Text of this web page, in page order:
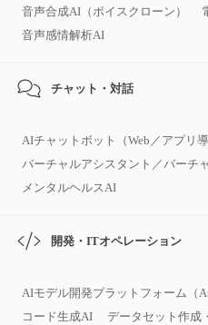
音声合成AI（ボイスクローン）
音声感情解析AI
チャット・対話
AIチャットボット（Web／アプリ
バーチャルアシスタント／バーチ
メンタルヘルスAI
開発・ITオペレーション
AIモデル開発プラットフォーム（
コード生成AI
データセット作成